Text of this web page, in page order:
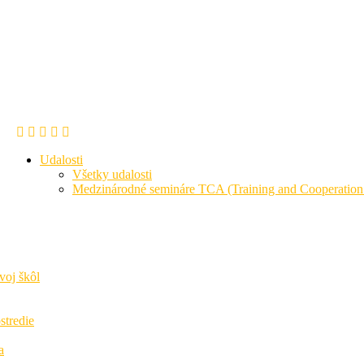
škôl
Udalosti
Všetky udalosti
Medzinárodné semináre TCA (Training and
Úvod Infopoint Ukrajina